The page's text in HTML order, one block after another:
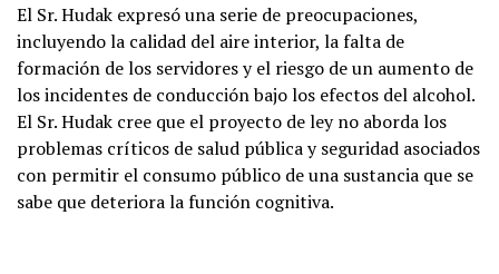
El Sr. Hudak expresó una serie de preocupaciones,
incluyendo la calidad del aire interior, la falta de
formación de los servidores y el riesgo de un aumento de
los incidentes de conducción bajo los efectos del alcohol.
El Sr. Hudak cree que el proyecto de ley no aborda los
problemas críticos de salud pública y seguridad asociados
con permitir el consumo público de una sustancia que se
sabe que deteriora la función cognitiva.